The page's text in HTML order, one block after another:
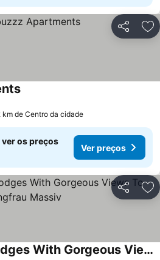
Partilhar
km de Centro da cidade
ver os preços
Ver preços
Partilhar
Unique Tiny Eco Lodges With Gorgeous Views To Jungfrau Massiv